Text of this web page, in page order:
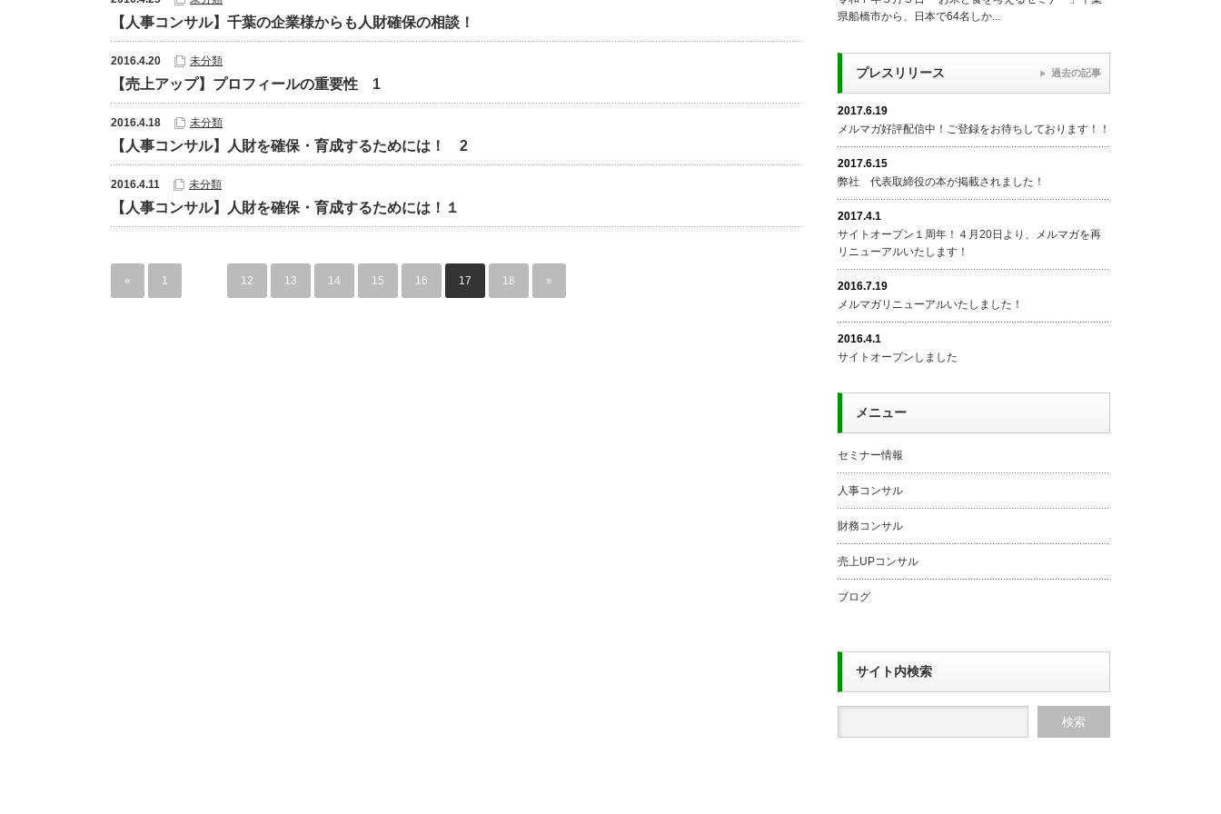
【人事コンサル】千葉の企業様からも人財確保の相談！
2016.4.20 未分類
【売上アップ】プロフィールの重要性 1
2016.4.18 未分類
【人事コンサル】人財を確保・育成するためには！ 2
2016.4.11 未分類
【人事コンサル】人財を確保・育成するためには！１
« 1 12 13 14 15 16 17 18 »
県船橋市から、日本で64名しか...
プレスリリース
2017.6.19
メルマガ好評配信中！ご登録をお待ちしております！！
2017.6.15
弊社 代表取締役の本が掲載されました！
2017.4.1
サイトオープン１周年！４月20日より、メルマガを再
リニューアルいたします！
2016.7.19
メルマガリニューアルいたしました！
2016.4.1
サイトオープンしました
過去の記事
メニュー
セミナー情報
人事コンサル
財務コンサル
売上UPコンサル
ブログ
サイト内検索